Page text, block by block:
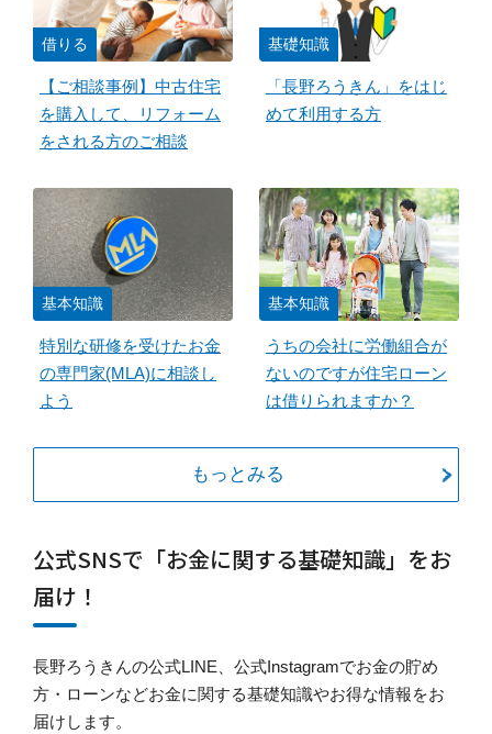
借りる
【ご相談事例】中古住宅
を購入して、リフォーム
をされる方のご相談
基礎知識
「長野ろうきん」をはじ
めて利用する方
基本知識
特別な研修を受けたお金
の専門家(MLA)に相談し
よう
基本知識
うちの会社に労働組合が
ないのですが住宅ローン
は借りられますか？
もっとみる
公式SNSで「お金に関する基礎知識」をお
届け！
長野ろうきんの公式LINE、公式Instagramでお金の貯め
方・ローンなどお金に関する基礎知識やお得な情報をお
届けします。